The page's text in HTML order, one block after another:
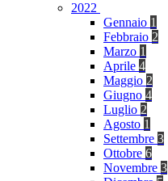
2022
Gennaio 1
Febbraio 2
Marzo 1
Aprile 4
Maggio 2
Giugno 4
Luglio 2
Agosto 1
Settembre 3
Ottobre 6
Novembre 3